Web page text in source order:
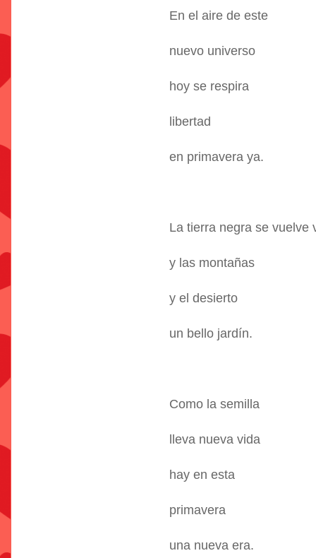
En el aire de este
nuevo universo
hoy se respira
libertad
en primavera ya.
La tierra negra se vuelve
y las montañas
y el desierto
un bello jardín.
Como la semilla
lleva nueva vida
hay en esta
primavera
una nueva era.